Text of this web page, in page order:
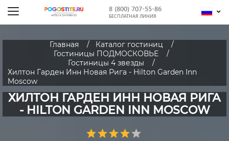
8 (800) 707-55-86
БЕСПЛАТНАЯ ЛИНИЯ
Главная
Каталог гостиниц
Гостиницы ПОДМОСКОВЬЕ
Гостиницы 4 звезды
Хилтон Гарден Инн Новая Рига - Hilton Garden Inn
Moscow
ХИЛТОН ГАРДЕН ИНН НОВАЯ РИГА
- HILTON GARDEN INN MOSCOW